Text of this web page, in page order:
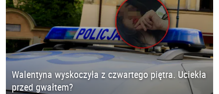
Walentyna wyskoczyła z czwartego piętra. Uciekła
przed gwałtem?